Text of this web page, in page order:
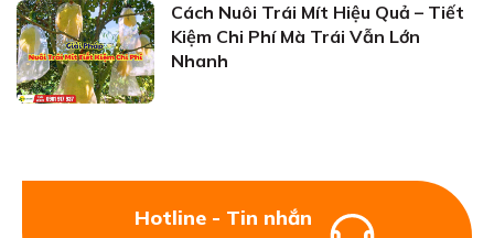
Cách Nuôi Trái Mít Hiệu Quả – Tiết
Kiệm Chi Phí Mà Trái Vẫn Lớn
Nhanh
Hotline - Tin nhắn